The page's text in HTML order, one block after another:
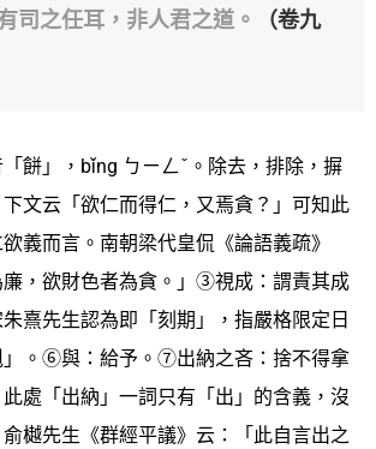
司之任耳，非人君之道。
（卷九
餅」，bǐng ㄅㄧㄥˇ。除去，排除，摒
文云「欲仁而得仁，又焉貪？」可知此
欲義而言。南朝梁代皇侃《論語義疏》
，欲財色者為貪。」③視成：謂責其成
熹先生認為即「刻期」，指嚴格限定日
。⑥與：給予。⑦出納之吝：捨不得拿
處「出納」一詞只有「出」的含義，沒
樾先生《群經平議》云：「此自言出之